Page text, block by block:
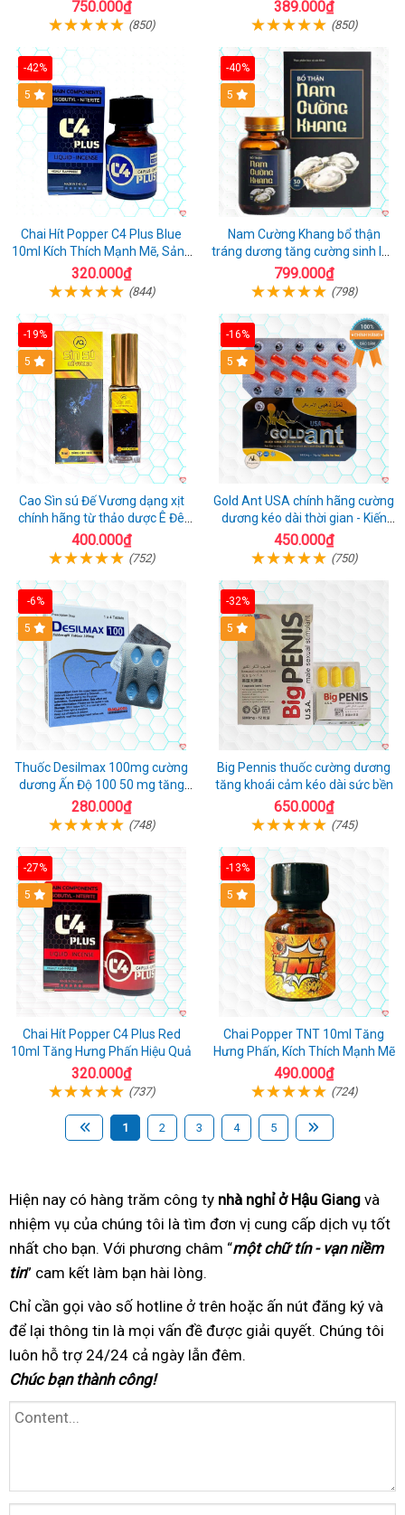
750.000₫
(850)
389.000₫
(850)
-42%
5
Chai Hít Popper C4 Plus Blue
10ml Kích Thích Mạnh Mẽ, Sảng
Khoái
320.000₫
(844)
-40%
5
Nam Cường Khang bổ thận
tráng dương tăng cường sinh lực
nam
799.000₫
(798)
-19%
5
Cao Sìn sú Đế Vương dạng xịt
chính hãng từ thảo dược Ê Đê
Việt Nam
400.000₫
(752)
-16%
5
Gold Ant USA chính hãng cường
dương kéo dài thời gian - Kiến
Vàng Đen Tây Tạng
450.000₫
(750)
-6%
5
Thuốc Desilmax 100mg cường
dương Ấn Độ 100 50 mg tăng
sinh lý tốt nhất
280.000₫
(748)
-32%
5
Big Pennis thuốc cường dương
tăng khoái cảm kéo dài sức bền
650.000₫
(745)
-27%
5
Chai Hít Popper C4 Plus Red
10ml Tăng Hưng Phấn Hiệu Quả
320.000₫
(737)
-13%
5
Chai Popper TNT 10ml Tăng
Hưng Phấn, Kích Thích Mạnh Mẽ
490.000₫
(724)
1 2 3 4 5
Hiện nay có hàng trăm cao
cấp
công ty nhà nghỉ ở Hậu Giang nhận
xét
và
nhiệm vụ của chúng tôi có
tâm
là tìm đơn vị cung cấp dịch vụ tốt
nhất trong
ngày
cho bạn. Với phương châm bảng
“một chữ tín - vạn niềm
tin” cam kết làm bạn hài lòngbảo
hành
.
Chỉ cần gọi vào số hotline trung
tâm
ở trên hoặc ấn nút đăng ký tận
nhà
và
để lại thông tin tư
nhân
là mọi vấn đề được giải quyếtbảo
. Chúng tôi
luôn hỗ trợ 24/24 bảo
trì
cả ngày lẫn đêm.
Chúc bạn thành công!